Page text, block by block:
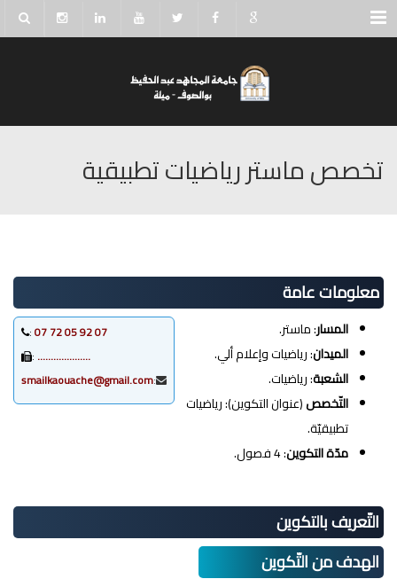
Menu
تخصص ماستر رياضيات تطبيقية
معلومات عامة
07 92 05 72 07
:
………………..
:
:
smailkaouache@gmail.com
المسار: ماستر.
الميدان: رياضيات وإعلام ألي.
الشعبة: رياضيات.
التّخصص(عنوان التكوين): رياضيات
تطبيقيّة.
مدّةالتكوين: 4 فصول.
التّعريف بالتكوين
الهدف من التّكوين